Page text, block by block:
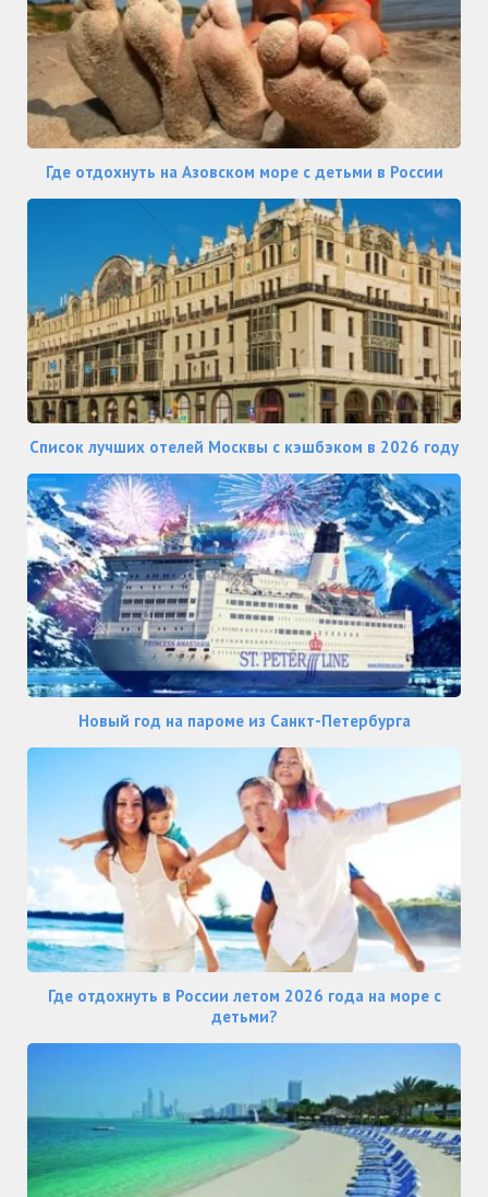
Где отдохнуть на Азовском море с детьми в России
Список лучших отелей Москвы с кэшбэком в 2026 году
Новый год на пароме из Санкт-Петербурга
Где отдохнуть в России летом 2026 года на море с
детьми?